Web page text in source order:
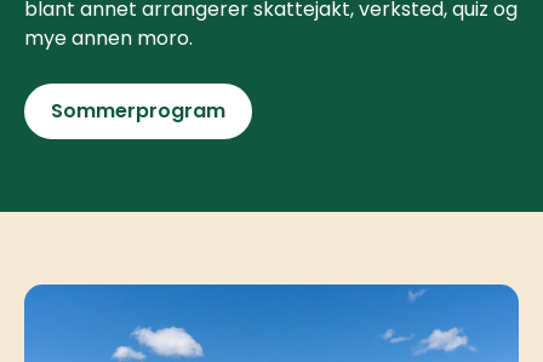
blant annet arrangerer skattejakt, verksted, quiz og
mye annen moro.
Sommerprogram